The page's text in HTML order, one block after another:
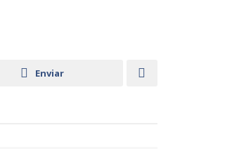
Enviar